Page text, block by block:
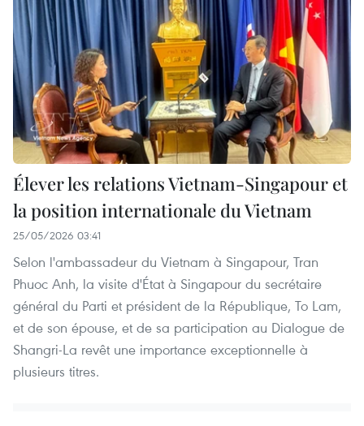
Élever les relations Vietnam-Singapour et
la position internationale du Vietnam
25/05/2026 03:41
Selon l'ambassadeur du Vietnam à Singapour, Tran
Phuoc Anh, la visite d'État à Singapour du secrétaire
général du Parti et président de la République, To Lam,
et de son épouse, et de sa participation au Dialogue de
Shangri-La revêt une importance exceptionnelle à
plusieurs titres.